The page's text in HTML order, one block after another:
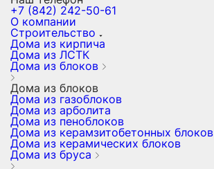
+7 (842) 242-50-61
О компании
Строительство
Дома из кирпича
Дома из ЛСТК
Дома из блоков
Дома из блоков
Дома из газоблоков
Дома из арболита
Дома из пеноблоков
Дома из керамзитобетонных блоков
Дома из керамических блоков
Дома из бруса